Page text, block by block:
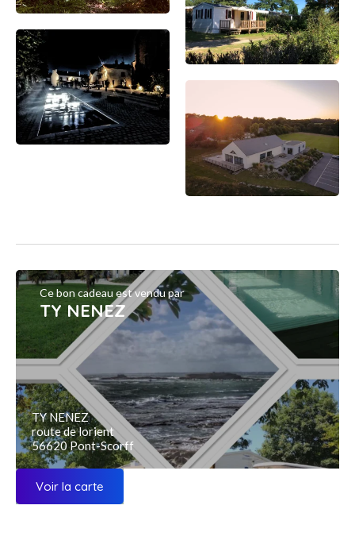
Ce bon cadeau est vendu par
TY NENEZ
TY NENEZ
route de lorient
56620 Pont-Scorff
Voir la carte